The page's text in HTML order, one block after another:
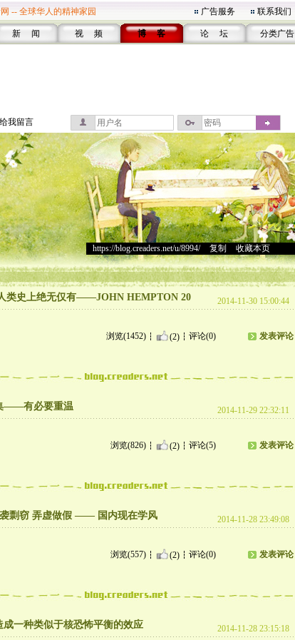
-- 全球华人的精神家园 广告服务 联系我们
新 闻 视 频 博 客 论 坛 分类广告
给我留言
https://blog.creaders.net/u/8994/> 复制 收藏本页
类史上绝无仅有——JOHN HEMPTON 20 2014-11-30 15:00:44
浏览(1452) (2) 评论(0) 发表评论
——有必要重温 2014-11-29 22:32:11
浏览(826) (2) 评论(5) 发表评论
剽窃 弄虚做假 —— 国内现在学风 2014-11-28 23:49:08
浏览(557) (2) 评论(0) 发表评论
一种类似于核恐怖平衡的效应 2014-11-28 23:15:18